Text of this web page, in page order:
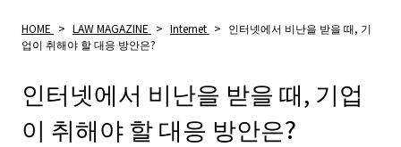
HOME > LAW MAGAZINE > Internet > 인터넷에서 비난을 받을 때, 기
업이 취해야 할 대응 방안은?
인터넷에서 비난을 받을 때, 기업
이 취해야 할 대응 방안은?